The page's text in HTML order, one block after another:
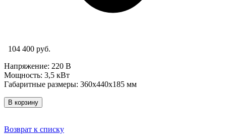
104 400 руб.
Напряжение: 220 В
Мощность: 3,5 кВт
Габаритные размеры: 360х440х185 мм
В корзину
Возврат к списку